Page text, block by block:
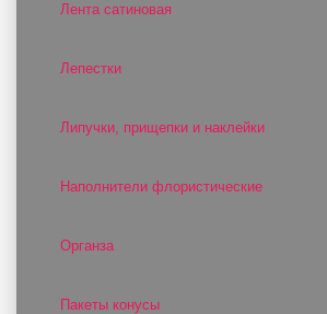
Лента сатиновая
Лепестки
Липучки, прищепки и наклейки
Наполнители флористические
Органза
Пакеты конусы